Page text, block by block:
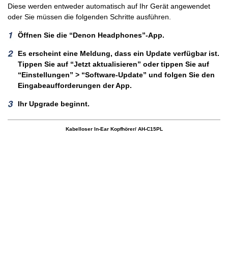
Diese werden entweder automatisch auf Ihr Gerät angewendet
oder Sie müssen die folgenden Schritte ausführen.
Öffnen Sie die “Denon Headphones”-App.
Es erscheint eine Meldung, dass ein Update verfügbar ist.
Tippen Sie auf “Jetzt aktualisieren” oder tippen Sie auf
“Einstellungen” > “Software-Update” und folgen Sie den
Eingabeaufforderungen der App.
Ihr Upgrade beginnt.
Kabelloser In-Ear Kopfhörer/ AH-C15PL